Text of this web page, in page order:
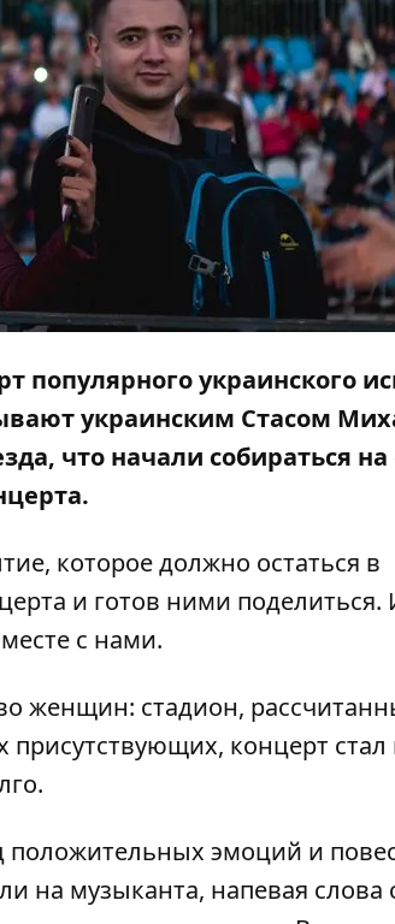
популярного украинского
украинским Стасом
что начали собираться на
которое должно остаться в
и готов ними поделиться.
с нами.
женщин: стадион,
концерт
положительных эмоций и
на музыканта, напевая слова